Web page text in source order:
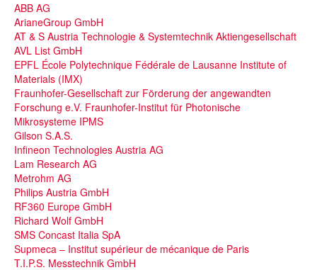
ABB AG
ArianeGroup GmbH
AT & S Austria Technologie & Systemtechnik Aktiengesellschaft
AVL List GmbH
EPFL École Polytechnique Fédérale de Lausanne Institute of
Materials (IMX)
Fraunhofer-Gesellschaft zur Förderung der angewandten
Forschung e.V. Fraunhofer-Institut für Photonische
Mikrosysteme IPMS
Gilson S.A.S.
Infineon Technologies Austria AG
Lam Research AG
Metrohm AG
Philips Austria GmbH
RF360 Europe GmbH
Richard Wolf GmbH
SMS Concast Italia SpA
Supmeca – Institut supérieur de mécanique de Paris
T.I.P.S. Messtechnik GmbH